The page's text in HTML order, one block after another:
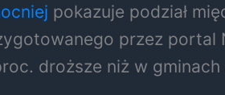
pokazuje podział
przez
droższe niż w